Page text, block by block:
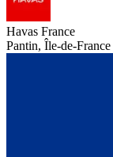
Havas France
Pantin, Île-de-France